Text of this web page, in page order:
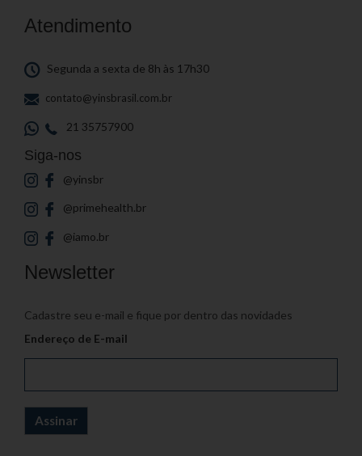
Atendimento
Segunda a sexta de 8h às 17h30
contato@yinsbrasil.com.br
21 35757900
Siga-nos
@yinsbr
@primehealth.br
@iamo.br
Newsletter
Cadastre seu e-mail e fique por dentro das novidades
Endereço de E-mail